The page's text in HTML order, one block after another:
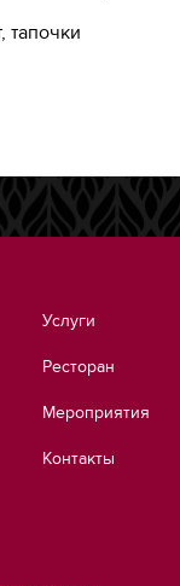
тапочки
Услуги
Ресторан
Мероприятия
Контакты